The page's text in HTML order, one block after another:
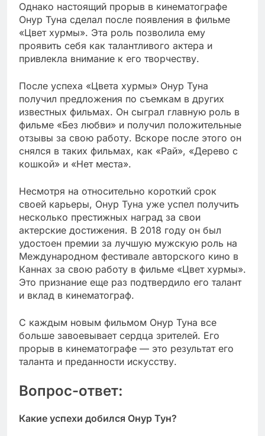
Однако настоящий прорыв в кинематографе
Онур Туна сделал после появления в фильме
«Цвет хурмы». Эта роль позволила ему
проявить себя как талантливого актера и
привлекла внимание к его творчеству.
После успеха «Цвета хурмы» Онур Туна
получил предложения по съемкам в других
известных фильмах. Он сыграл главную роль в
фильме «Без любви» и получил положительные
отзывы за свою работу. Вскоре после этого он
снялся в таких фильмах, как «Рай», «Дерево с
кошкой» и «Нет места».
Несмотря на относительно короткий срок
своей карьеры, Онур Туна уже успел получить
несколько престижных наград за свои
актерские достижения. В 2018 году он был
удостоен премии за лучшую мужскую роль на
Международном фестивале авторского кино в
Каннах за свою работу в фильме «Цвет хурмы».
Это признание еще раз подтвердило его талант
и вклад в кинематограф.
С каждым новым фильмом Онур Туна все
больше завоевывает сердца зрителей. Его
прорыв в кинематографе — это результат его
таланта и преданности искусству.
Вопрос-ответ:
Какие успехи добился Онур Тун?